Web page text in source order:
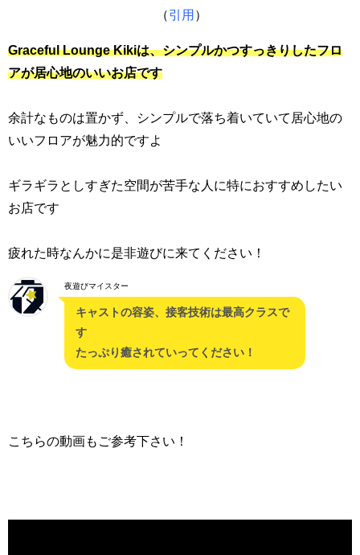
（引用 ）
Graceful Lounge Kikiは、シンプルかつすっきりしたフロ
アが居心地のいいお店です
余計なものは置かず、シンプルで落ち着いていて居心地の
いいフロアが魅力的ですよ
ギラギラとしすぎた空間が苦手な人に特におすすめしたい
お店です
疲れた時なんかに是非遊びに来てください！
夜遊びマイスター
キャストの容姿、接客技術は最高クラスで
す
たっぷり癒されていってください！
こちらの動画もご参考下さい！